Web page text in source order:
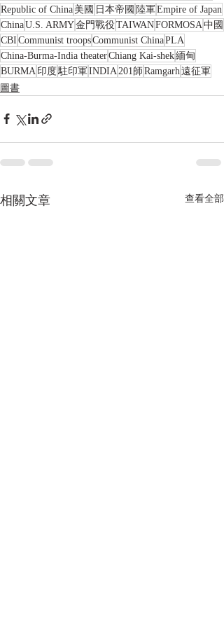
Republic of China 美國 日本帝國 陸軍Empire of Japan
ChinaU.S. ARMY金門戰役TAIWANFORMOSA 中國
CBI Communist troopsCommunist ChinaPLA
China-Burma-India theaterChiang Kai-shek緬甸
BURMA 印度駐印軍INDIA 201師 Ramgarh 遠征軍
圖書
相關文章 查看全部